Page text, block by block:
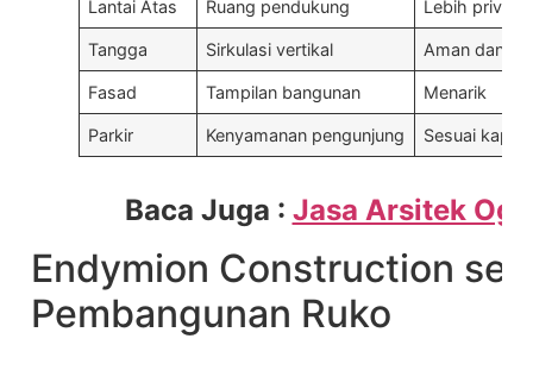
Lantai Atas Ruang pendukung Lebih privat
Tangga Sirkulasi vertikal Aman dan
Fasad Tampilan bangunan Menarik
Parkir Kenyamanan pengunjung Sesuai
Baca Juga : Jasa Arsitek
Endymion Construction
Pembangunan Ruko